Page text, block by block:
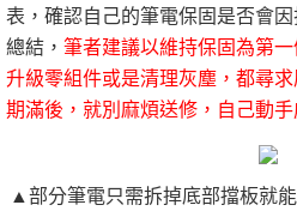
表，確認自己的筆電保固是否會
總結， 筆者建議以維持保固為第
升級零組件或是清理灰塵，都尋
期滿後，就別麻煩送修，自己動
▲部分筆電只需拆掉底部擋板就